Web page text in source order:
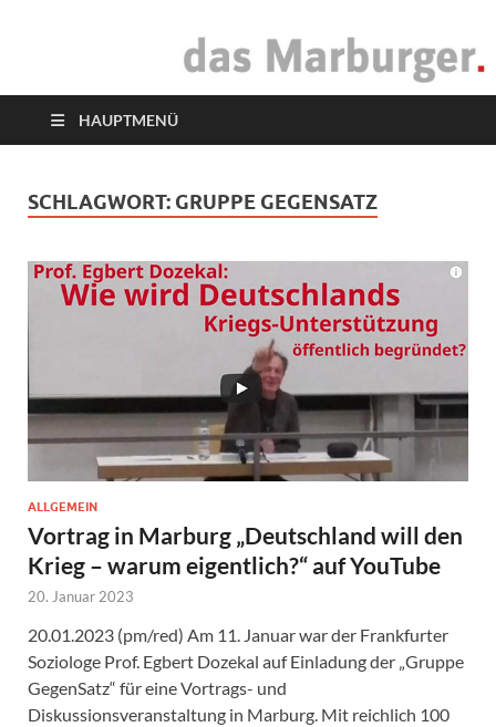
das Marburger.
HAUPTMENÜ
SCHLAGWORT: GRUPPE GEGENSATZ
ALLGEMEIN
Vortrag in Marburg „Deutschland will den
Krieg – warum eigentlich?“ auf YouTube
20. Januar 2023
20.01.2023 (pm/red) Am 11. Januar war der Frankfurter
Soziologe Prof. Egbert Dozekal auf Einladung der „Gruppe
GegenSatz“ für eine Vortrags- und
Diskussionsveranstaltung in Marburg. Mit reichlich 100